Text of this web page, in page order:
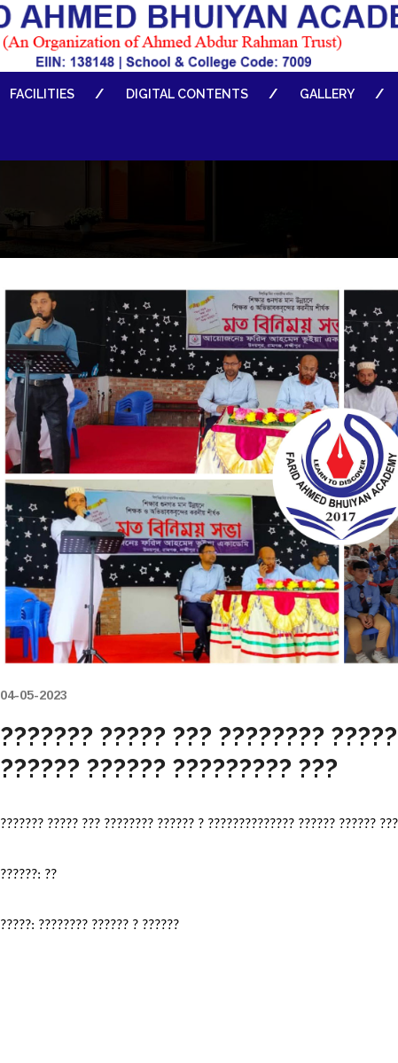
FACILITIES DIGITAL CONTENTS GALLERY
04-05-2023
??????? ????? ??? ????????
?????? ?????? ????????? ???
??????? ????? ??? ???????? ?????? ? ?????????????? ?????? ??????
??????: ??
?????: ???????? ?????? ? ??????